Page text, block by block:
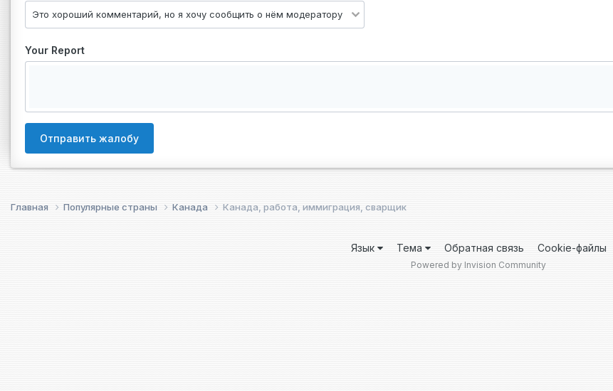
Your Report
Отправить жалобу
Главная Популярные страны Канада Канада, работа, иммиграция, сварщик
Язык Тема Обратная связь Cookie-файлы
Powered by Invision Community